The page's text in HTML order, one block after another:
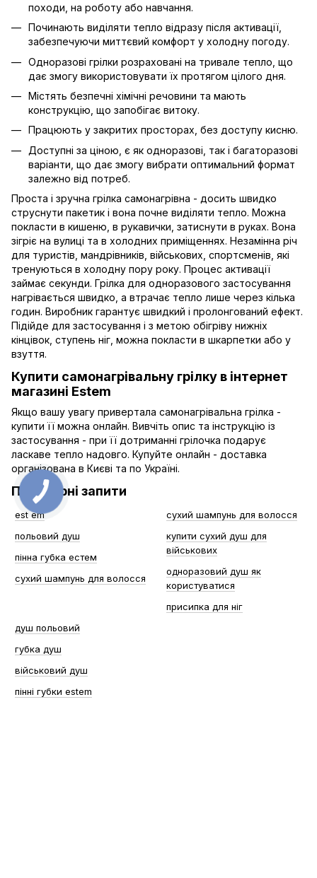
походи, на роботу або навчання.
Починають виділяти тепло відразу після активації,
забезпечуючи миттєвий комфорт у холодну погоду.
Одноразові грілки розраховані на тривале тепло, що
дає змогу використовувати їх протягом цілого дня.
Містять безпечні хімічні речовини та мають
конструкцію, що запобігає витоку.
Працюють у закритих просторах, без доступу кисню.
Доступні за ціною, є як одноразові, так і багаторазові
варіанти, що дає змогу вибрати оптимальний формат
залежно від потреб.
Проста і зручна грілка самонагрівна - досить швидко
струснути пакетик і вона почне виділяти тепло. Можна
покласти в кишеню, в рукавички, затиснути в руках. Вона
зігріє на вулиці та в холодних приміщеннях. Незамінна річ
для туристів, мандрівників, військових, спортсменів, які
тренуються в холодну пору року. Процес активації
займає секунди. Грілка для одноразового застосування
нагрівається швидко, а втрачає тепло лише через кілька
годин. Виробник гарантує швидкий і пролонгований ефект.
Підійде для застосування і з метою обігріву нижніх
кінцівок, ступень ніг, можна покласти в шкарпетки або у
взуття.
Купити самонагрівальну грілку в інтернет
магазині Estem
Якщо вашу увагу привертала самонагрівальна грілка -
купити її можна онлайн. Вивчіть опис та інструкцію із
застосування - при її дотриманні грілочка подарує
ласкаве тепло надовго. Купуйте онлайн - доставка
організована в Києві та по Україні.
Популярні запити
est em
польовий душ
пінна губка естем
сухий шампунь для волосся
сухий шампунь для волосся
купити сухий душ для
військових
одноразовий душ як
користуватися
присипка для ніг
душ польовий
губка душ
військовий душ
пінні губки estem